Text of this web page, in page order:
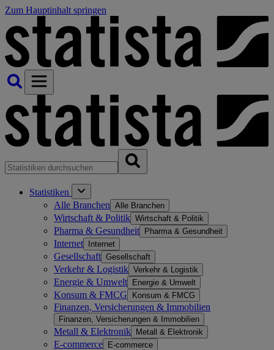
Zum Hauptinhalt springen
Statistiken
Alle Branchen Alle Branchen
Wirtschaft & Politik Wirtschaft & Politik
Pharma & Gesundheit Pharma & Gesundheit
Internet Internet
Gesellschaft Gesellschaft
Verkehr & Logistik Verkehr & Logistik
Energie & Umwelt Energie & Umwelt
Konsum & FMCG Konsum & FMCG
Finanzen, Versicherungen & Immobilien
Finanzen, Versicherungen & Immobilien
Metall & Elektronik Metall & Elektronik
E-commerce E-commerce